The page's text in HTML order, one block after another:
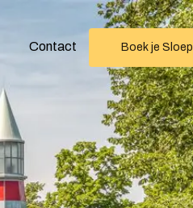
Contact Boek je Sloep